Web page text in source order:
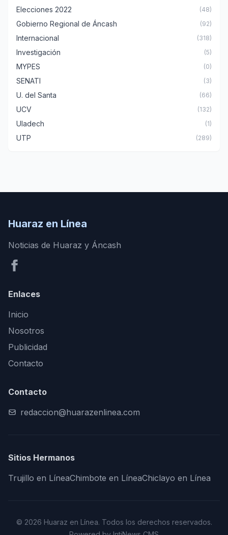
Elecciones 2022 (48)
Gobierno Regional de Áncash (92)
Internacional (318)
Investigación (5)
MYPES (0)
SENATI (3)
U. del Santa (66)
UCV (132)
Uladech (1)
UTP (289)
Huaraz en Línea
Noticias de Huaraz y Áncash
Enlaces
Inicio
Nosotros
Publicidad
Contacto
Contacto
redaccion@huarazenlinea.com
Sitios Hermanos
Trujillo en LíneaChimbote en LíneaChiclayo en Línea
© 2026 Huaraz en Línea. Todos los derechos reservados.